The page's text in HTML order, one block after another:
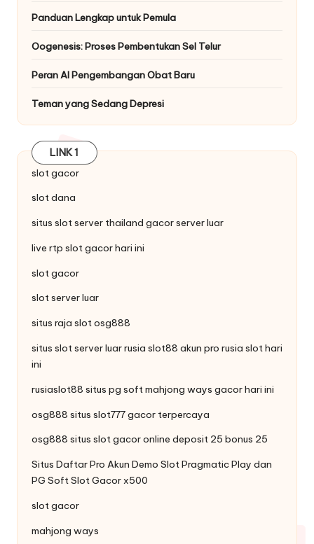
Panduan Lengkap untuk Pemula
Oogenesis: Proses Pembentukan Sel Telur
Peran AI Pengembangan Obat Baru
Teman yang Sedang Depresi
LINK 1
slot gacor
slot dana
situs slot server thailand gacor server luar
live rtp slotgacor hari ini
slot gacor
slot server luar
situs raja slotosg888
situs slot server luar rusia slot88 akun pro rusia slot hari
ini
rusiaslot88 situs pg softmahjong ways gacor hari ini
osg888 situs slot777gacor terpercaya
osg888 situs slot gacor online deposit 25 bonus 25
Situs Daftar Pro Akun Demo SlotPragmatic Play dan
PG Soft Slot Gacor x500
slot gacor
mahjong ways